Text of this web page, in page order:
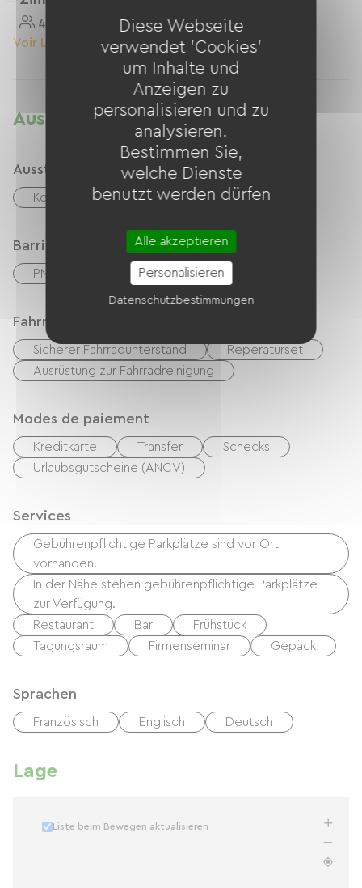
4 Personnes
Voir Le Logement
Ausstattung
Ausstattung
Kostenloses WLAN
Barrierefreiheit
PMR-Raum
Fahrradannahme
Sicherer Fahrradunterstand
Reperaturset
Ausrüstung zur Fahrradreinigung
Modes de paiement
Kreditkarte Transfer
Schecks
Urlaubsgutscheine (ANCV)
Services
Gebührenpflichtige Parkplätze sind vor Ort
vorhanden.
In der Nähe stehen gebührenpflichtige Parkplätze
zur Verfügung.
Restaurant
Bar
Frühstück
Tagungsraum
Firmenseminar Gepäck
Sprachen
Französisch Englisch Deutsch
Lage
Liste beim Bewegen aktualisieren
Diese Webseite
verwendet 'Cookies'
um Inhalte und
Anzeigen zu
personalisieren und zu
analysieren.
Bestimmen Sie,
welche Dienste
benutzt werden dürfen
Alle akzeptieren
Personalisieren
Datenschutzbestimmungen